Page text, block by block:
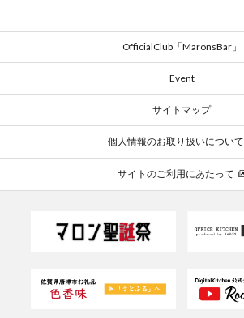
OfficialClub「MaronsBar」
Event
サイトマップ
個人情報のお取り扱いについて
サイトのご利用にあたって